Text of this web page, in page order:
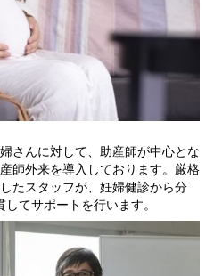
さんに対して、助産師が中心とな
師外来を導入しております。厳格
たスタッフが、妊婦健診から分
てサポートを行います。